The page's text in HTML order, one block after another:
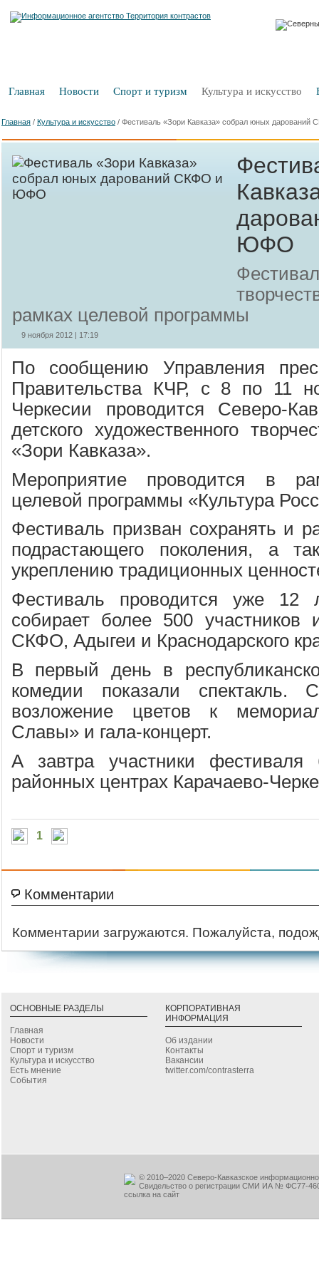
Главная Новости Спорт и туризм Культура и искусство
Главная / Культура и искусство / Фестиваль «Зори Кавказа» собрал юных
ЮФО
рамках целевой программы
9 ноября 2012 | 17:19
По сообщению Управления
Правительства КЧР, с 8 по 11
Черкесии проводится Северо-
детского художественного
«Зори Кавказа».
Мероприятие проводится в
целевой программы «Культура
Фестиваль призван сохранять и
подрастающего поколения, а
укреплению традиционных
Фестиваль проводится уже
собирает более 500 участников
СКФО, Адыгеи и Краснодарского
В первый день в
комедии показали спектакль.
возложение цветов к
Славы» и гала-концерт.
А завтра участники фестиваля
районных центрах Карачаево-
1
Комментарии
Комментарии загружаются. Пожалуйста,
ОСНОВНЫЕ РАЗДЕЛЫ
Главная
Новости
Спорт и туризм
Культура и искусство
Есть мнение
События
КОРПОРАТИВНАЯ
ИНФОРМАЦИЯ
Об издании
Контакты
Вакансии
twitter.com/contrasterra
© 2010–2020 Северо-Кавказское
Свидельство о регистрации СМИ ИА № ФС77-
ссылка на сайт